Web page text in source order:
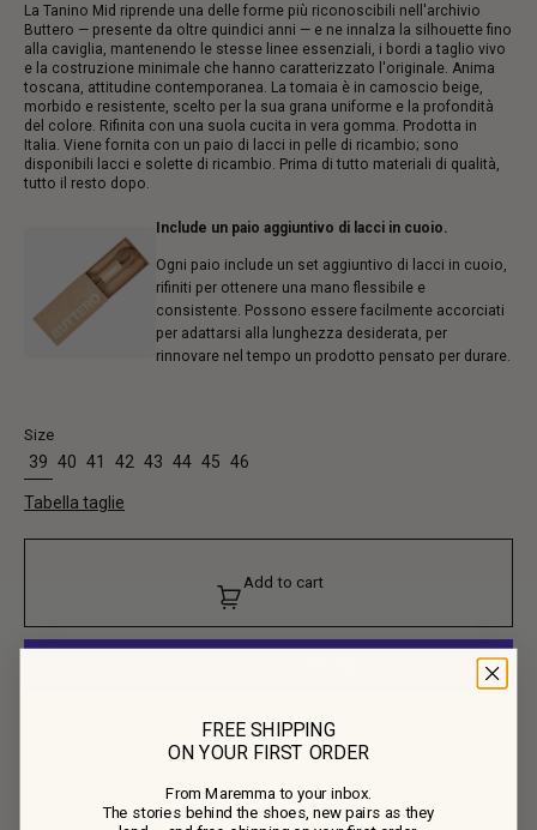
intero
La Tanino Mid riprende una delle forme più riconoscibili nell'archivio
Buttero — presente da oltre quindici anni — e ne innalza la silhouette fino
alla caviglia, mantenendo le stesse linee essenziali, i bordi a taglio vivo
e la costruzione minimale che hanno caratterizzato l'originale. Anima
toscana, attitudine contemporanea. La tomaia è in camoscio beige,
morbido e resistente, scelto per la sua grana uniforme e la profondità
del colore. Rifinita con una suola cucita in vera gomma. Prodotta in
Italia. Viene fornita con un paio di lacci in pelle di ricambio; sono
disponibili lacci e solette di ricambio. Prima di tutto materiali di qualità,
tutto il resto dopo.
Include un paio aggiuntivo di lacci in cuoio.
Ogni paio include un set aggiuntivo di lacci in cuoio,
rifiniti per ottenere una mano flessibile e
consistente. Possono essere facilmente accorciati
per adattarsi alla lunghezza desiderata, per
rinnovare nel tempo un prodotto pensato per durare.
Size
39 40 41 42 43 44 45 46
Tabella taglie
Add to cart
Altre opzioni di pagamento
Composizione del Prodotto
FREE SHIPPING
ON YOUR FIRST ORDER
From Maremma to your inbox.
The stories behind the shoes, new pairs as they